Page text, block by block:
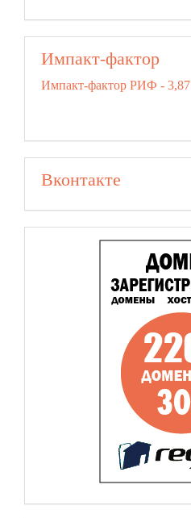
Импакт-фактор
Импакт-фактор РИФ - 3,87
Вконтакте